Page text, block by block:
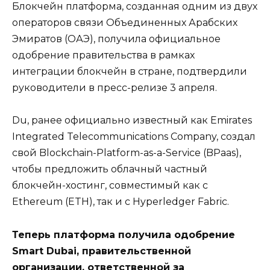
Блокчейн платформа, созданная одним из двух
операторов связи Объединенных Арабских
Эмиратов (ОАЭ), получила официальное
одобрение правительства в рамках
интеграции блокчейн в стране, подтвердили
руководители в пресс-релизе 3 апреля.
Du, ранее официально известный как Emirates
Integrated Telecommunications Company, создал
свой Blockchain-Platform-as-a-Service (BPaas),
чтобы предложить облачный частный
блокчейн-хостинг, совместимый как с
Ethereum (ETH), так и с Hyperledger Fabric.
Теперь платформа получила одобрение
Smart Dubai, правительственной
организации, ответственной за